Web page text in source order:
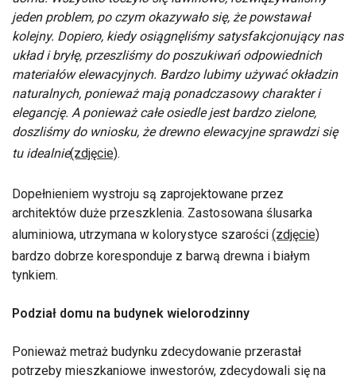
jeden problem, po czym okazywało się, że powstawał
kolejny. Dopiero, kiedy osiągnęliśmy satysfakcjonujący nas
układ i bryłę, przeszliśmy do poszukiwań odpowiednich
materiałów elewacyjnych. Bardzo lubimy używać okładzin
naturalnych, ponieważ mają ponadczasowy charakter i
elegancję. A ponieważ całe osiedle jest bardzo zielone,
doszliśmy do wniosku, że drewno elewacyjne sprawdzi się
tu idealnie(zdjęcie).
Dopełnieniem wystroju są zaprojektowane przez
architektów duże przeszklenia. Zastosowana ślusarka
aluminiowa, utrzymana w kolorystyce szarości (zdjęcie)
bardzo dobrze koresponduje z barwą drewna i białym
tynkiem.
Podział domu na budynek wielorodzinny
Ponieważ metraż budynku zdecydowanie przerastał
potrzeby mieszkaniowe inwestorów, zdecydowali się na